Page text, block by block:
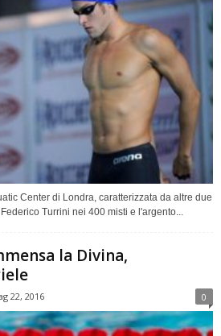
Center di Londra, caratterizzata da altre due
Turrini nei 400 misti e l'argento...
la Divina,
22, 2016 0